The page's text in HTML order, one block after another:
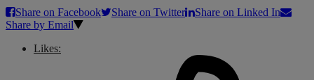
Share on Facebook
Share on Twitter
Share on Linked In
Share by Email
Likes: